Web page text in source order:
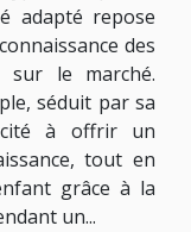
adapté repose
des
sur le marché.
séduit par sa
à offrir un
tout en
grâce à la
un...